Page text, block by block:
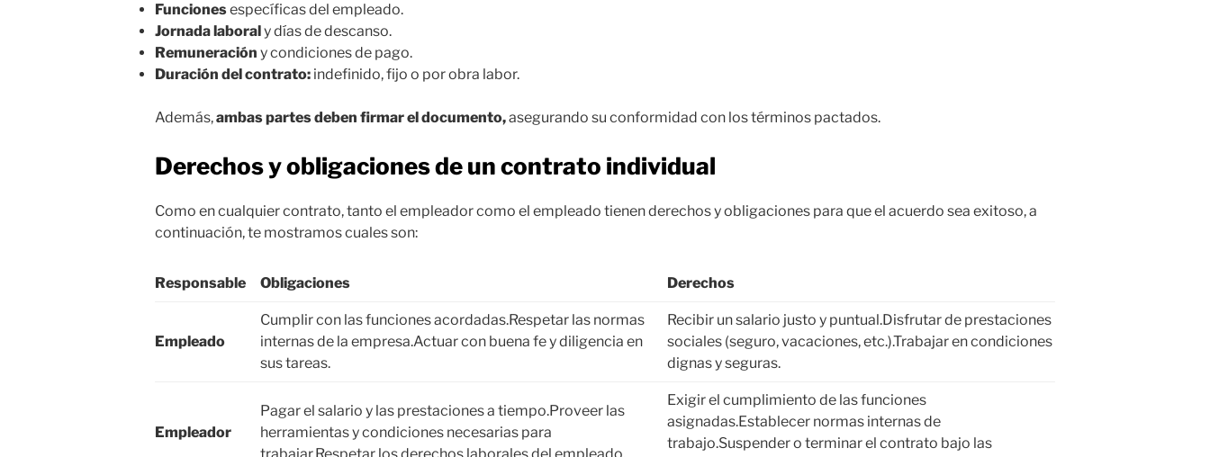
Funcionesespecíficas del empleado.
Jornada laboraly días de descanso.
Remuneración y condiciones de pago.
Duración del contrato: indefinido, fijo o por obra labor.
Además,ambas partes deben firmar el documento,asegurando su conformidad con los términos pactados.
Derechos y obligaciones de un contrato individual
Como en cualquier contrato, tanto el empleador como el empleado tienen derechos y obligaciones para que el acuerdo sea exitoso, a
continuación, te mostramos cuales son:
Responsable Obligaciones Derechos
Empleado
Cumplir con las funciones acordadas.Respetar las normas
internas de la empresa.Actuar con buena fe y diligencia en
sus tareas.
Recibir un salario justo y puntual.Disfrutar de prestaciones
sociales (seguro, vacaciones, etc.).Trabajar en condiciones
dignas y seguras.
Empleador
Pagar el salario y las prestaciones a tiempo.Proveer las
herramientas y condiciones necesarias para
trabajar.Respetar los derechos laborales del empleado.
Exigir el cumplimiento de las funciones
asignadas.Establecer normas internas de
trabajo.Suspender o terminar el contrato bajo las